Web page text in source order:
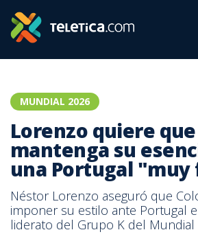
MUNDIAL 2026
Lorenzo quiere
mantenga su
una Portugal
Néstor Lorenzo aseguró que
imponer su estilo ante Portugal
liderato del Grupo K del Mundial